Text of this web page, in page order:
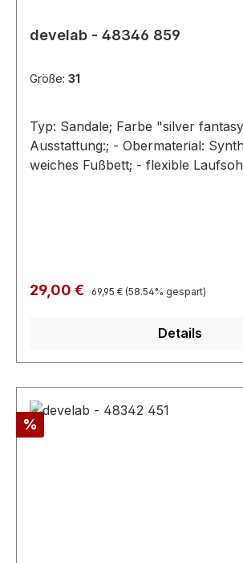
develab - 48346 859
Größe: 31
Typ: Sandale; Farbe "silver
Ausstattung:; - Obermaterial:
weiches Fußbett; - flexible
Verkaufspreis:
29,00 € Regulärer Preis:
69,95 € (58.54% gespart)
Details
Rabatt
%